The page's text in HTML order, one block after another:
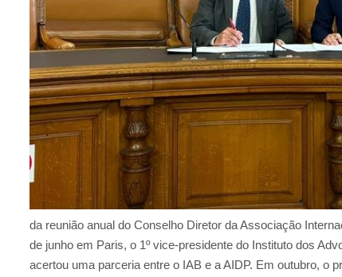
da reunião anual do Conselho Diretor da Associação
de junho em Paris, o 1º vice-presidente do Instituto dos
acertou uma parceria entre o IAB e a AIDP. Em outubro, o